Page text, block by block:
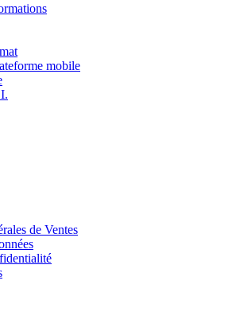
mobile
de Ventes